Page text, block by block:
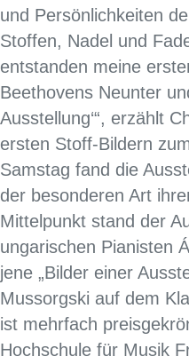
und Persönlichkeiten
Stoffen, Nadel und
entstanden meine
Beethovens Neunter
Ausstellung‘“, erzählt
ersten Stoff-Bildern
Samstag fand die
der besonderen Art
Mittelpunkt stand der
ungarischen Pianisten
jene „Bilder einer
Mussorgski auf dem
ist mehrfach
Hochschule für Musik